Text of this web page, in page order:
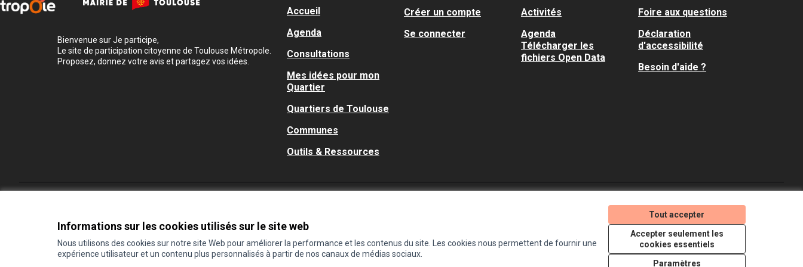
Informations sur les cookies utilisés sur le site web
Nous utilisons des cookies sur notre site Web pour améliorer la performance et les contenus du site. Les cookies nous permettent de fournir une
expérience utilisateur et un contenu plus personnalisés à partir de nos canaux de médias sociaux.
Tout accepter
Accepter seulement les
cookies essentiels
Paramètres
Bienvenue sur Je participe,
Le site de participation citoyenne de Toulouse Métropole.
Proposez, donnez votre avis et partagez vos idées.
Accueil
Agenda
Consultations
Mes idées pour mon
Quartier
Quartiers de Toulouse
Communes
Outils & Ressources
Créer un compte
Se connecter
Activités
Agenda
Télécharger les
fichiers Open Data
Foire aux questions
Déclaration
d'accessibilité
Besoin d'aide ?
(Lien externe)
(Lien externe)
(Lien externe)
Licence Creative
(Lien externe)